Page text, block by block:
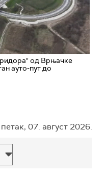
од Врњачке
ауто-пут до
петак, 07. август 2026.